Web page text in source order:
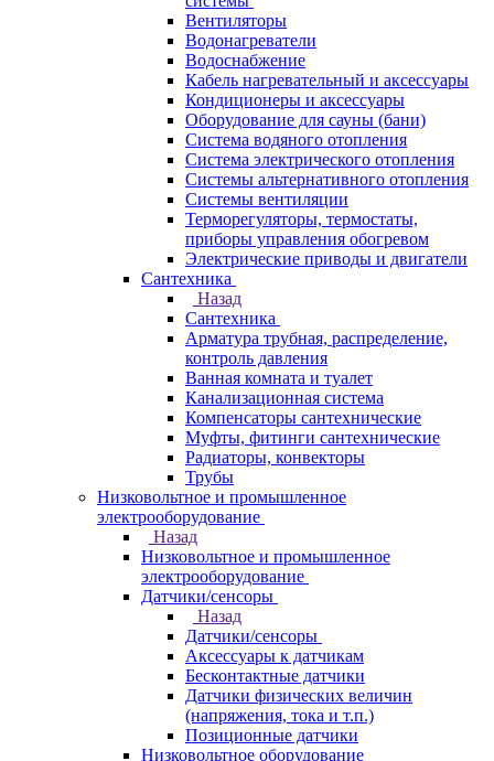
Вентиляторы
Водонагреватели
Водоснабжение
Кабель нагревательный и аксессуары
Кондиционеры и аксессуары
Оборудование для сауны (бани)
Система водяного отопления
Система электрического отопления
Системы альтернативного отопления
Системы вентиляции
Терморегуляторы, термостаты,
приборы управления обогревом
Электрические приводы и двигатели
Сантехника
Назад
Сантехника
Арматура трубная, распределение,
контроль давления
Ванная комната и туалет
Канализационная система
Компенсаторы сантехнические
Муфты, фитинги сантехнические
Радиаторы, конвекторы
Трубы
Низковольтное и промышленное
электрооборудование
Назад
Низковольтное и промышленное
электрооборудование
Датчики/сенсоры
Назад
Датчики/сенсоры
Аксессуары к датчикам
Бесконтактные датчики
Датчики физических величин
(напряжения, тока и т.п.)
Позиционные датчики
Низковольтное оборудование